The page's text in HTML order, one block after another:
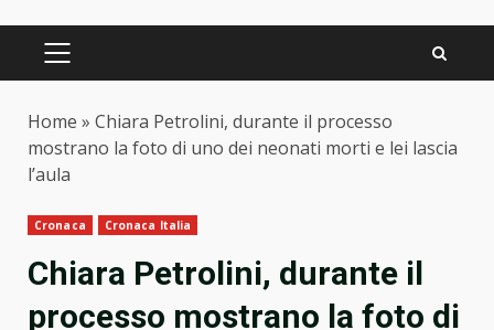
PRIMARY
Home » Chiara Petrolini, durante il processo
mostrano la foto di uno dei neonati morti e lei lascia
l’aula
Cronaca Cronaca Italia
Chiara Petrolini, durante il
processo mostrano la foto di